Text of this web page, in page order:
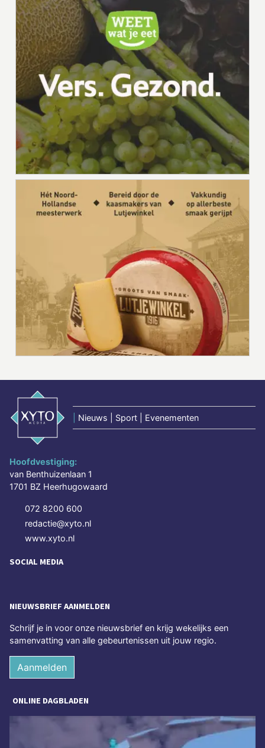
Nieuws | Sport | Evenementen
Hoofdvestiging:
van Benthuizenlaan 1
1701 BZ Heerhugowaard
072 8200 600
redactie@xyto.nl
www.xyto.nl
SOCIAL MEDIA
NIEUWSBRIEF AANMELDEN
Schrijf je in voor onze nieuwsbrief en krijg wekelijks een
samenvatting van alle gebeurtenissen uit jouw regio.
Aanmelden
ONLINE DAGBLADEN